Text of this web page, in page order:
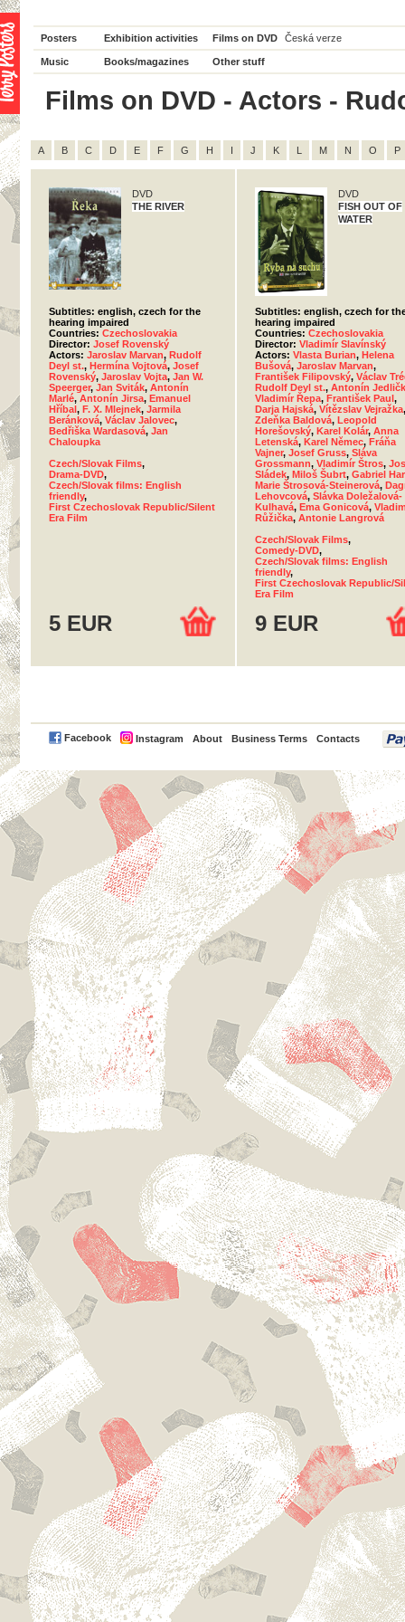
Posters Exhibition activities Films on DVD Česká verze
Music Books/magazines Other stuff
Films on DVD - Actors -
A B C D E F G H I J K L M N O P
DVD
THE RIVER
Subtitles: english, czech for the
hearing impaired
Countries: Czechoslovakia
Director: Josef Rovenský
Actors: Jaroslav Marvan, Rudolf
Deyl st., Hermína Vojtová, Josef
Rovenský, Jaroslav Vojta, Jan W.
Speerger, Jan Sviták, Antonín
Marlé, Antonín Jirsa, Emanuel
Hříbal, F. X. Mlejnek, Jarmila
Beránková, Václav Jalovec,
Bedřiška Wardasová, Jan
Chaloupka
Czech/Slovak Films,
Drama-DVD,
Czech/Slovak films: English
friendly,
First Czechoslovak Republic/Silent
Era Film
5 EUR
DVD
FISH OUT OF
WATER
Subtitles: english, czech for
hearing impaired
Countries: Czechoslovakia
Director: Vladimír Slavínský
Actors: Vlasta Burian, Helena
Bušová, Jaroslav Marvan,
František Filipovský, Václav
Rudolf Deyl st., Antonín
Vladimír Řepa, František Paul,
Darja Hajská, Vítězslav Vejražka,
Zdeňka Baldová, Leopold
Horešovský, Karel Kolár, Anna
Letenská, Karel Němec, Fráňa
Vajner, Josef Gruss, Sláva
Grossmann, Vladimír Štros,
Sládek, Miloš Šubrt, Gabriel
Marie Štrosová-Steinerová,
Lehovcová, Slávka Doležalová-
Kulhavá, Ema Gonicová,
Růžička, Antonie Langrová
Czech/Slovak Films,
Comedy-DVD,
Czech/Slovak films: English
friendly,
First Czechoslovak Republic/
Era Film
9 EUR
Facebook Instagram About Business Terms Contacts
PayPal